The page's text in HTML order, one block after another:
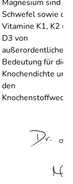
Magnesium sind
Schwefel sowie die
Vitamine K1, K2
D3 von
außerordentlicher
Bedeutung für die
Knochendichte und
den
Dr.